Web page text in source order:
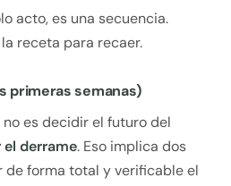
acto, es una secuencia.
receta para recaer.
primeras semanas)
es decidir el futuro del
derrame. Eso implica dos
de forma total y verificable el